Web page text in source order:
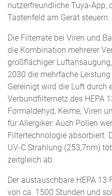
nutzerfreundliche Tuya-App,
Tastenfeld am Gerät steuern.
Die Filterrate bei Viren und
die Kombination mehrerer
großflächiger
2030 die mehrfache
Gereinigt wird die Luft durch
Verbundfilternetz des HEPA
Formaldehyd, Keime, Viren
für Allergiker: Auch Pollen
Filtertechnologie absorbiert.
UV-C Strahlung (253,7nm)
zeitgleich ab.
Der austauschbare HEPA
von ca. 1500 Stunden und